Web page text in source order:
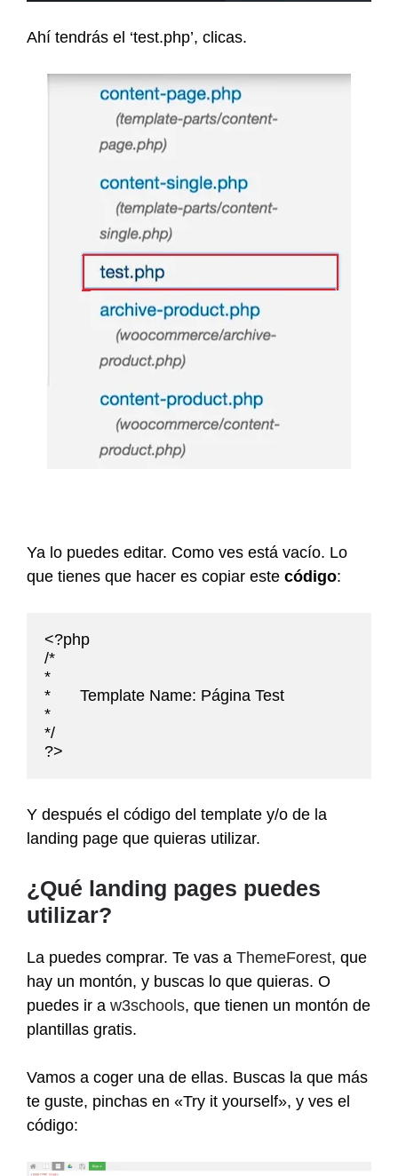
Ahí tendrás el ‘test.php’, clicas.
Ya lo puedes editar. Como ves está vacío. Lo
que tienes que hacer es copiar este código:
<?php
/*
*
* 	Template Name: Página Test
*
*/
?>
Y después el código del template y/o de la
landing page que quieras utilizar.
¿Qué landing pages puedes
utilizar?
La puedes comprar. Te vas a ThemeForest, que
hay un montón, y buscas lo que quieras. O
puedes ir a w3schools, que tienen un montón de
plantillas gratis.
Vamos a coger una de ellas. Buscas la que más
te guste, pinchas en «Try it yourself», y ves el
código: